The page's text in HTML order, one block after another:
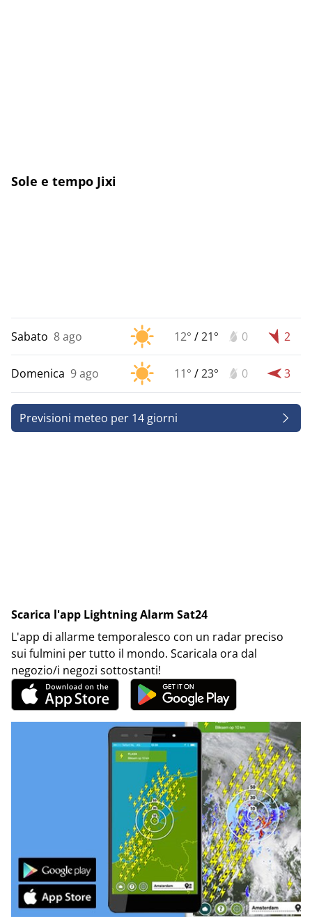
Sole e tempo Jixi
Sabato 8 ago 12° /21° 0 2
Domenica 9 ago 11° /23° 0 3
Previsioni meteo per 14 giorni
Scarica l'app Lightning Alarm Sat24
L'app di allarme temporalesco con un radar preciso
sui fulmini per tutto il mondo. Scaricala ora dal
negozio/i negozi sottostanti!